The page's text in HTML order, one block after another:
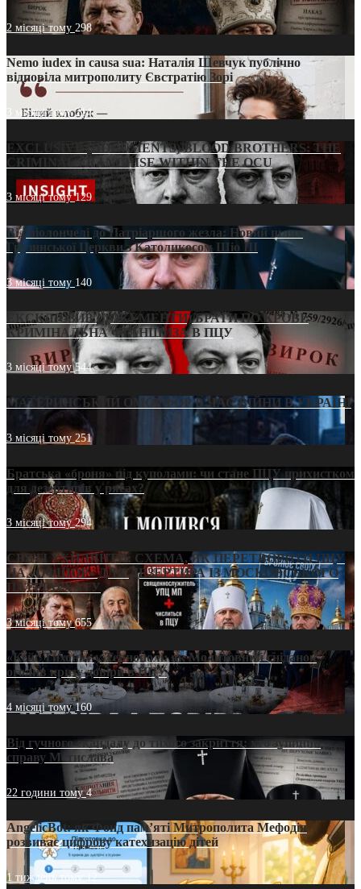
2 місяці тому 298
Nemo iudex in causa sua: Наталія Шевчук публічно
відповіла митрополиту Євстратію Зорі
3 місяці тому214
EXCLUSIVE (DOCUMENTS)/BLOOD BROTHERS: THE
CRIMINAL FRANCHISE WITHIN THE OCU
3 місяці тому129
Від віолончелі до Патріаршого жезла: Новий шлях
Грузинської Церкви з Католикосом Шіо III
3 місяці тому 140
ЕКСКЛЮЗИВ (ДОКУМЕНТИ)/БРАТИ ПО КРОВІ:
КРИМІНАЛЬНА ФРАНШИЗА В ПЦУ
3 місяці тому544
МАТЕРИНСЬКИЙ ОМОРФОР В ЧАС ВІЙНИ В УКРАЇНІ
3 місяці тому251
Братська «броня» під куполами: чи стане ПЦУ прихистком
для дезертирів у рясах?
3 місяці тому294
СВЯТІ УХИЛЯНТИ: СХЕМА, ЯК ПЕРЕТВОРИТИ ПЦУ
НА «ОФШОР» ДЛЯ ДЕЗЕРТИРА ІЗ МОСКОВСЬКОГО
ПАТРІАРХАТУ
3 місяці тому655
«Кейс Тихона» у Тернополі: як Молитовний сніданок
оголив кризу довіри в ПЦУ
4 місяці тому160
Від гучного скандалу до тихого закриття: хто зупинив
справу Мстислава
22 години тому4
AngelicBot: як Фонд пам’яті Митрополита Мефодія
розвиває цифрову катехизацію дітей
1 тиждень тому12